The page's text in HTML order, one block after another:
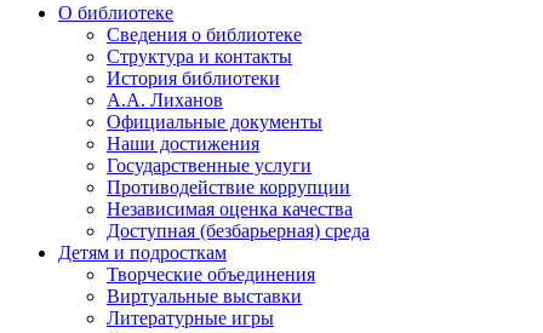
О библиотеке
Сведения о библиотеке
Структура и контакты
История библиотеки
А.А. Лиханов
Официальные документы
Наши достижения
Государственные услуги
Противодействие коррупции
Независимая оценка качества
Доступная (безбарьерная) среда
Детям и подросткам
Творческие объединения
Виртуальные выставки
Литературные игры